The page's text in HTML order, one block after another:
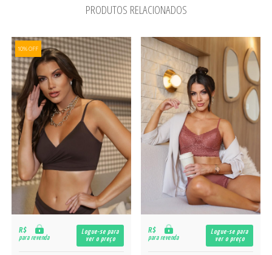
PRODUTOS RELACIONADOS
10% OFF
R$
para revenda
Logue-se para
ver o preço
R$
para revenda
Logue-se para
ver o preço